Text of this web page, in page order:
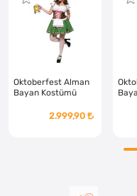
Oktoberfest Alman
Bayan Kostümü
2.999,90